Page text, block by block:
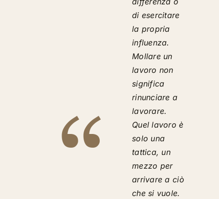
di esercitare
la propria
influenza.
Mollare un
lavoro non
significa
rinunciare a
lavorare.
Quel lavoro è
solo una
tattica, un
mezzo per
arrivare a ciò
che si vuole.